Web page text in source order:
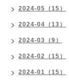
2024-05（15）
2024-04（13）
2024-03（9）
2024-02（15）
2024-01（15）